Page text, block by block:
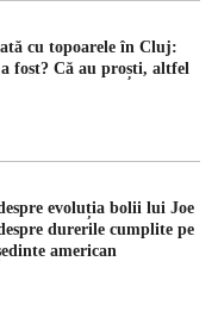
cu topoarele în Cluj:
fost? Că au proști, altfel
evoluția bolii lui Joe
durerile cumplite pe
american